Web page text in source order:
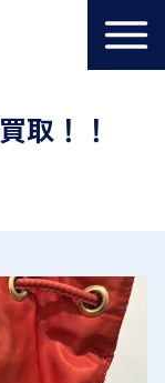
取！！